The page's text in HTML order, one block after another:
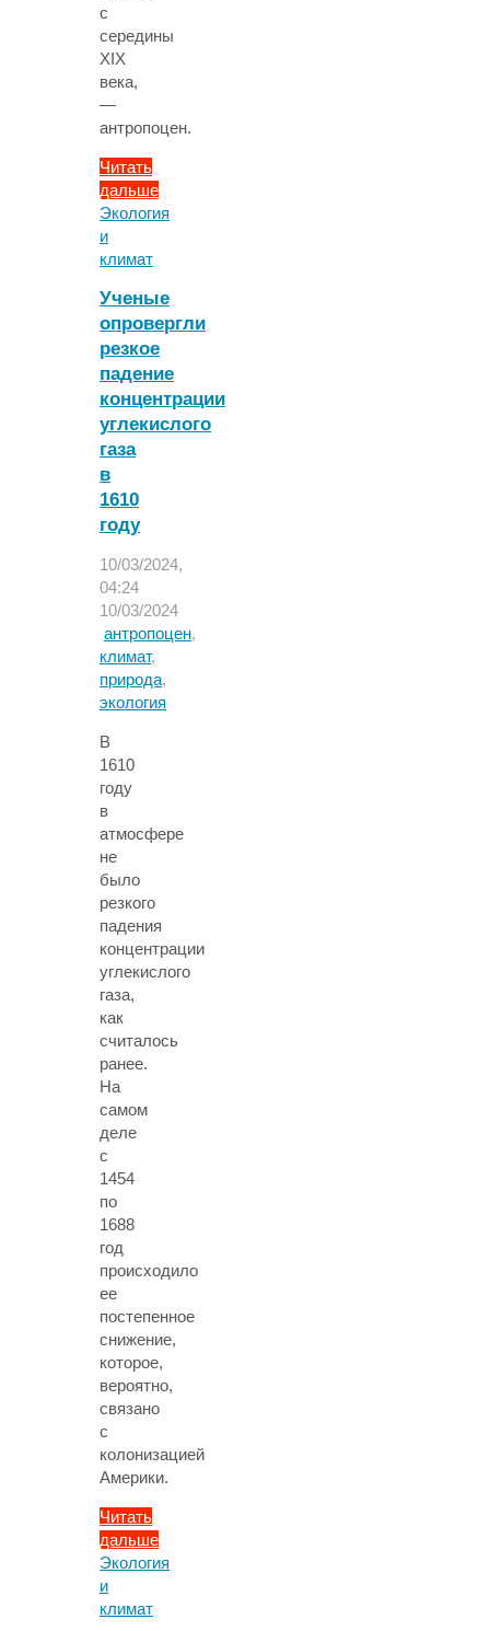
с
середины
XIX
века,
—
антропоцен.
Читать
дальше
"Геологи
отвергли
эпоху
Экология
и
климат
Ученые
опровергли
резкое
падение
концентрации
углекислого
газа
в
1610
году
10/03/2024,
04:24
10/03/2024
антропоцен,
климат,
природа,
экология
В
1610
году
в
атмосфере
не
было
резкого
падения
концентрации
углекислого
газа,
как
считалось
ранее.
На
самом
деле
с
1454
по
1688
год
происходило
ее
постепенное
снижение,
которое,
вероятно,
связано
с
колонизацией
Америки.
Читать
дальше
"Ученые
опровергли
резкое
Экология
и
климат